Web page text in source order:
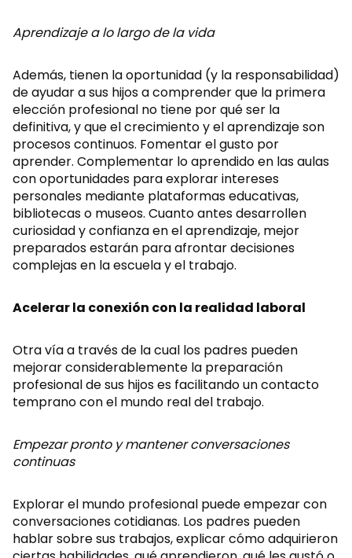
Aprendizaje a lo largo de la vida
Además, tienen la oportunidad (y la responsabilidad)
de ayudar a sus hijos a comprender que la primera
elección profesional no tiene por qué ser la
definitiva, y que el crecimiento y el aprendizaje son
procesos continuos. Fomentar el gusto por
aprender. Complementar lo aprendido en las aulas
con oportunidades para explorar intereses
personales mediante plataformas educativas,
bibliotecas o museos. Cuanto antes desarrollen
curiosidad y confianza en el aprendizaje, mejor
preparados estarán para afrontar decisiones
complejas en la escuela y el trabajo.
Acelerar la conexión con la realidad laboral
Otra vía a través de la cual los padres pueden
mejorar considerablemente la preparación
profesional de sus hijos es facilitando un contacto
temprano con el mundo real del trabajo.
Empezar pronto y mantener conversaciones
continuas
Explorar el mundo profesional puede empezar con
conversaciones cotidianas. Los padres pueden
hablar sobre sus trabajos, explicar cómo adquirieron